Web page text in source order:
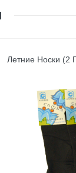
Летние Носки (2